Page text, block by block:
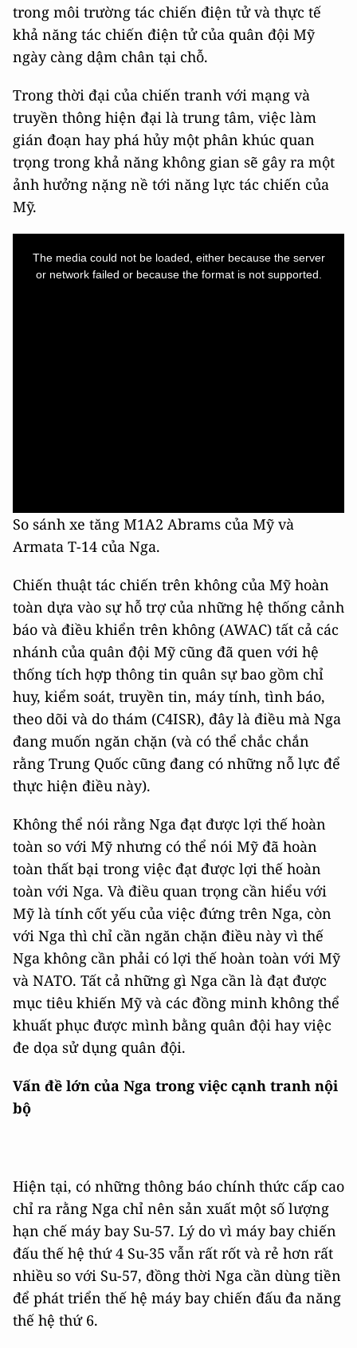
trong môi trường tác chiến điện tử và thực tế
khả năng tác chiến điện tử của quân đội Mỹ
ngày càng dậm chân tại chỗ.
Trong thời đại của chiến tranh với mạng và
truyền thông hiện đại là trung tâm, việc làm
gián đoạn hay phá hủy một phân khúc quan
trọng trong khả năng không gian sẽ gây ra một
ảnh hưởng nặng nề tới năng lực tác chiến của
Mỹ.
The media could not be loaded, either because the server
or network failed or because the format is not supported.
So sánh xe tăng M1A2 Abrams của Mỹ và
Armata T-14 của Nga.
Chiến thuật tác chiến trên không của Mỹ hoàn
toàn dựa vào sự hỗ trợ của những hệ thống cảnh
báo và điều khiển trên không (AWAC) tất cả các
nhánh của quân đội Mỹ cũng đã quen với hệ
thống tích hợp thông tin quân sự bao gồm chỉ
huy, kiểm soát, truyền tin, máy tính, tình báo,
theo dõi và do thám (C4ISR), đây là điều mà Nga
đang muốn ngăn chặn (và có thể chắc chắn
rằng Trung Quốc cũng đang có những nỗ lực để
thực hiện điều này).
Không thể nói rằng Nga đạt được lợi thế hoàn
toàn so với Mỹ nhưng có thể nói Mỹ đã hoàn
toàn thất bại trong việc đạt được lợi thế hoàn
toàn với Nga. Và điều quan trọng cần hiểu với
Mỹ là tính cốt yếu của việc đứng trên Nga, còn
với Nga thì chỉ cần ngăn chặn điều này vì thế
Nga không cần phải có lợi thế hoàn toàn với Mỹ
và NATO. Tất cả những gì Nga cần là đạt được
mục tiêu khiến Mỹ và các đồng minh không thể
khuất phục được mình bằng quân đội hay việc
đe dọa sử dụng quân đội.
Vấn đề lớn của Nga trong việc cạnh tranh nội
bộ
Hiện tại, có những thông báo chính thức cấp cao
chỉ ra rằng Nga chỉ nên sản xuất một số lượng
hạn chế máy bay Su-57. Lý do vì máy bay chiến
đấu thế hệ thứ 4 Su-35 vẫn rất rốt và rẻ hơn rất
nhiều so với Su-57, đồng thời Nga cần dùng tiền
để phát triển thế hệ máy bay chiến đấu đa năng
thế hệ thứ 6.